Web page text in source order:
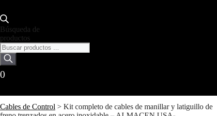
Cables de Control > Kit completo de cables de manillar y latiguillo de
Búsqueda de
productos
0